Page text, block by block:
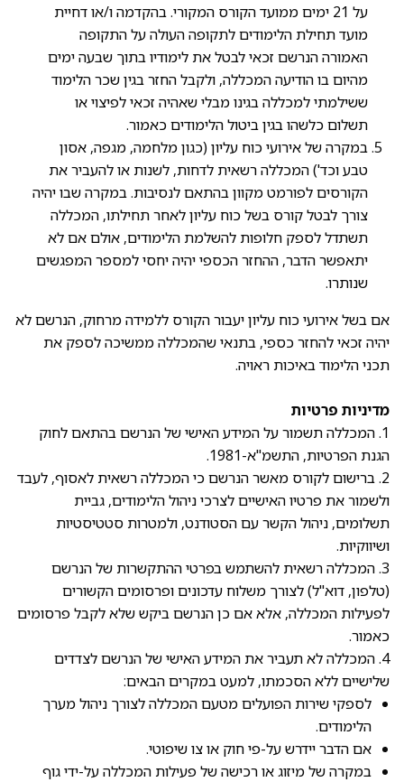
על 21 ימים ממועד הקורס המקורי. בהקדמה ו/או דחיית
מועד תחילת הלימודים לתקופה העולה על התקופה
האמורה הנרשם זכאי לבטל את לימודיו בתוך שבעה ימים
מהיום בו הודיעה המכללה, ולקבל החזר בגין שכר הלימוד
ששילמתי למכללה בגינו מבלי שאהיה זכאי לפיצוי או
תשלום כלשהו בגין ביטול הלימודים כאמור.
במקרה של אירועי כוח עליון (כגון מלחמה, מגפה, אסון
טבע וכד') המכללה רשאית לדחות, לשנות או להעביר את
הקורסים לפורמט מקוון בהתאם לנסיבות. במקרה שבו יהיה
צורך לבטל קורס בשל כוח עליון לאחר תחילתו, המכללה
תשתדל לספק חלופות להשלמת הלימודים, אולם אם לא
יתאפשר הדבר, ההחזר הכספי יהיה יחסי למספר המפגשים
שנותרו.
אם בשל אירועי כוח עליון יעבור הקורס ללמידה מרחוק, הנרשם לא
יהיה זכאי להחזר כספי, בתנאי שהמכללה ממשיכה לספק את
תכני הלימוד באיכות ראויה.
מדיניות פרטיות
1. המכללה תשמור על המידע האישי של הנרשם בהתאם לחוק
הגנת הפרטיות, התשמ"א-1981.
2. ברישום לקורס מאשר הנרשם כי המכללה רשאית לאסוף, לעבד
ולשמור את פרטיו האישיים לצרכי ניהול הלימודים, גביית
תשלומים, ניהול הקשר עם הסטודנט, ולמטרות סטטיסטיות
ושיווקיות.
3. המכללה רשאית להשתמש בפרטי ההתקשרות של הנרשם
(טלפון, דוא"ל) לצורך משלוח עדכונים ופרסומים הקשורים
לפעילות המכללה, אלא אם כן הנרשם ביקש שלא לקבל פרסומים
כאמור.
4. המכללה לא תעביר את המידע האישי של הנרשם לצדדים
שלישיים ללא הסכמתו, למעט במקרים הבאים:
לספקי שירות הפועלים מטעם המכללה לצורך ניהול מערך
הלימודים.
אם הדבר יידרש על-פי חוק או צו שיפוטי.
במקרה של מיזוג או רכישה של פעילות המכללה על-ידי גוף